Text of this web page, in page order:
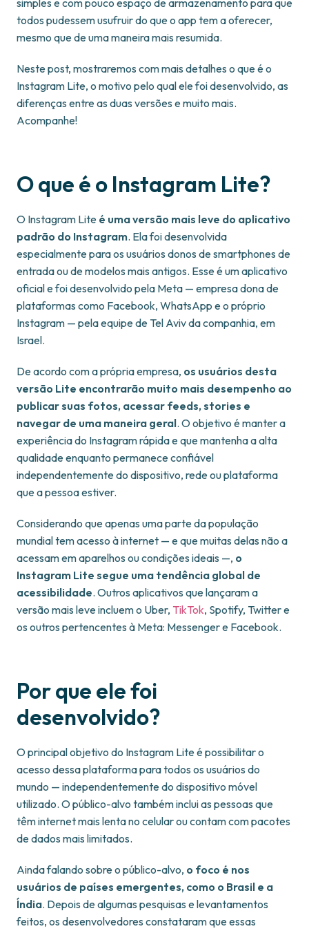
simples e com pouco espaço de armazenamento para que
todos pudessem usufruir do que o app tem a oferecer,
mesmo que de uma maneira mais resumida.
Neste post, mostraremos com mais detalhes o que é o
Instagram Lite, o motivo pelo qual ele foi desenvolvido, as
diferenças entre as duas versões e muito mais.
Acompanhe!
O que é o Instagram Lite?
O Instagram Lite é uma versão mais leve do aplicativo
padrão do Instagram. Ela foi desenvolvida
especialmente para os usuários donos de smartphones de
entrada ou de modelos mais antigos. Esse é um aplicativo
oficial e foi desenvolvido pela Meta — empresa dona de
plataformas como Facebook, WhatsApp e o próprio
Instagram — pela equipe de Tel Aviv da companhia, em
Israel.
De acordo com a própria empresa, os usuários desta
versão Lite encontrarão muito mais desempenho ao
publicar suas fotos, acessar feeds, stories e
navegar de uma maneira geral. O objetivo é manter a
experiência do Instagram rápida e que mantenha a alta
qualidade enquanto permanece confiável
independentemente do dispositivo, rede ou plataforma
que a pessoa estiver.
Considerando que apenas uma parte da população
mundial tem acesso à internet — e que muitas delas não a
acessam em aparelhos ou condições ideais —, o
Instagram Lite segue uma tendência global de
acessibilidade. Outros aplicativos que lançaram a
versão mais leve incluem o Uber, TikTok, Spotify, Twitter e
os outros pertencentes à Meta: Messenger e Facebook.
Por que ele foi
desenvolvido?
O principal objetivo do Instagram Lite é possibilitar o
acesso dessa plataforma para todos os usuários do
mundo — independentemente do dispositivo móvel
utilizado. O público-alvo também inclui as pessoas que
têm internet mais lenta no celular ou contam com pacotes
de dados mais limitados.
Ainda falando sobre o público-alvo, o foco é nos
usuários de países emergentes, como o Brasil e a
Índia. Depois de algumas pesquisas e levantamentos
feitos, os desenvolvedores constataram que essas